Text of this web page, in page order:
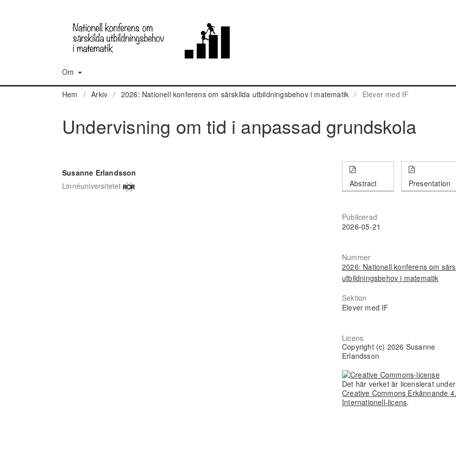
Om
Hem / Arkiv / 2026: Nationell konferens om särskilda utbildningsbehov i matematik / Elever med IF
Undervisning om tid i anpassad grundskola
Susanne Erlandsson
Linnéuniversitetet
Abstract Presentation
Publicerad
2026-05-21
Nummer
2026: Nationell konferens om
utbildningsbehov i matematik
Sektion
Elever med IF
Licens
Copyright (c) 2026 Susanne
Erlandsson
Det här verket är licensierat
Creative Commons Erkännande
Internationell-licens.